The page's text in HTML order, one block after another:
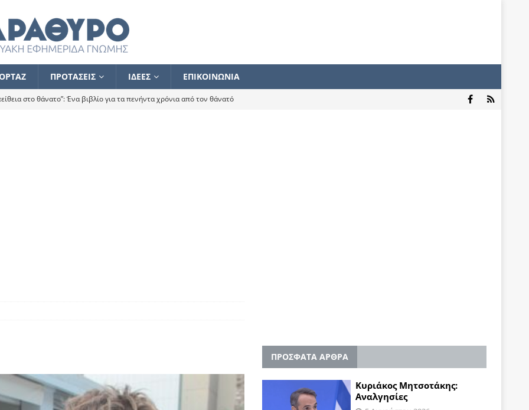
ΠΡΟΤΑΣΕΙΣ ΙΔΕΕΣ ΕΠΙΚΟΙΝΩΝΙΑ
στο θάνατο”: Ένα βιβλίο για τα πενήντα χρόνια από τον θάνατό
βάζει τα χέρια της και βγάζει τα μάτια της
ΗΠΑ-Σαουδικής Αραβίας
ΑΠΟΨΕΙΣ
ΠΡΟΣΦΑΤΑ ΑΡΘΡΑ
Κυριάκος Μητσοτάκης:
Αναλγησίες